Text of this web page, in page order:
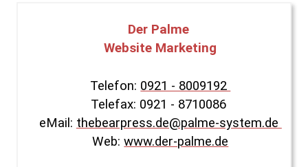
Der Palme
Website Marketing
Telefon: 0921 - 8009192
Telefax: 0921 - 8710086
eMail: thebearpress.de@palme-system.de
Web:www.der-palme.de